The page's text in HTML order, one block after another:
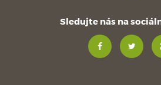
Sledujte nás na